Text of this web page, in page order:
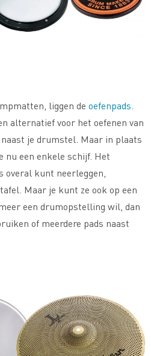
liggen de oefenpads.
alternatief voor het oefenen van
je drumstel. Maar in plaats
nu een enkele schijf. Het
overal kunt neerleggen,
Maar je kunt ze ook op een
een drumopstelling wil, dan
of meerdere pads naast